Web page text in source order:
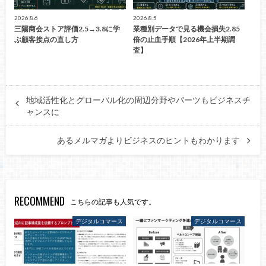
2026.8.6
三陽商会ストア評価2.5→3.8に学
ぶ顧客接点の直し方
2026.8.5
業種別データで見る機会損失2.85
倍の止血手順【2026年上半期調
査】
地域活性化とグローバル化の周辺分野やパーツもビジネスチ
ャンスに
あるメルマガよりビジネスのヒントもわかります
RECOMMEND こちらの記事も人気です。
デジタルコマース デジタルコマース